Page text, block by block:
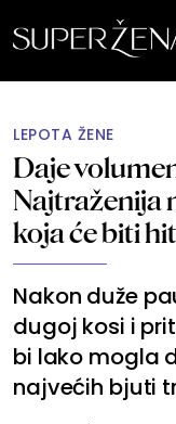
LEPOTA ŽENE
Daje
Najtraženija
koja će biti
Nakon duže
dugoj kosi i
bi lako mogla
najvećih bjuti